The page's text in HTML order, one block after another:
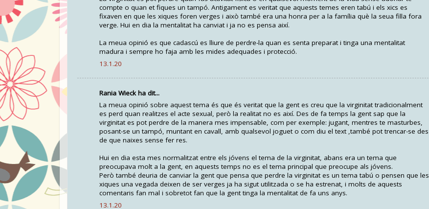
compte o quan et fiques un tampó. Antigament es veritat que aquests temes eren tabú i els xics es
fixaven en que les xiques foren verges i això també era una honra per a la família què la seua filla fora
verge. Hui en dia la mentalitat ha canviat i ja no es pensa així.
La meua opinió es que cadascú es lliure de perdre-la quan es senta preparat i tinga una mentalitat
madura i sempre ho faja amb les mides adequades i protecció.
13.1.20
Rania Wieck ha dit...
La meua opinió sobre aquest tema és que és veritat que la gent es creu que la virginitat tradicionalment
es perd quan realitzes el acte sexual, però la realitat no es així. Des de fa temps la gent sap que la
virginitat es pot perdre de la manera mes impensable, com per exemple: jugant, mentres te masturbes,
posant-se un tampó, muntant en cavall, amb qualsevol joguet o com diu el text ,també pot trencar-se des
de que naixes sense fer res.
Hui en dia esta mes normalitzat entre els jóvens el tema de la virginitat, abans era un tema que
preocupava molt a la gent, en aquests temps no es el tema principal que preocupe als jóvens.
Però també deuria de canviar la gent que pensa que perdre la virginitat es un tema tabú o pensen que les
xiques una vegada deixen de ser verges ja ha sigut utilitzada o se ha estrenat, i molts de aquests
comentaris fan mal i sobretot fan que la gent tinga la mentalitat de fa uns anys.
13.1.20